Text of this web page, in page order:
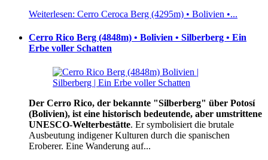
Weiterlesen: Cerro Ceroca Berg (4295m) • Bolivien •...
Cerro Rico Berg (4848m) • Bolivien • Silberberg • Ein
Erbe voller Schatten
Der Cerro Rico, der bekannte "Silberberg" über Potosí
(Bolivien), ist eine historisch bedeutende, aber umstrittene
UNESCO-Welterbestätte. Er symbolisiert die brutale
Ausbeutung indigener Kulturen durch die spanischen
Eroberer. Eine Wanderung auf...